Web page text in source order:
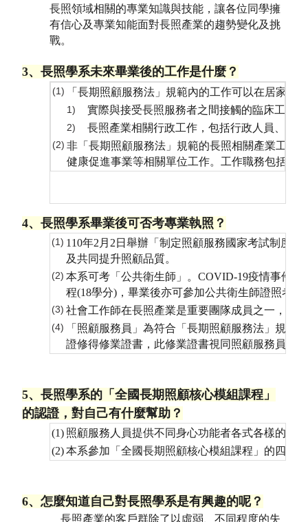
長照領域相關的專業知識與技能，讓各位同學擁
有信心及專業知能面對長照產業的趨勢變化及挑
戰。
3、長照學系未來畢業後的工作是什麼？
(1) 「長期照顧服務法」規範內的工作可以在居家
1) 實際與接受長照服務者之間接觸的臨床工作
2) 長照產業相關行政工作，包括行政人員、居
(2) 非「長期照顧服務法」規範的長照相關產業工作
健康促進事業等相關單位工作。工作職務包括健
4、長照學系畢業後可否考專業執照？
(1) 110年2月2日舉辦「制定照顧服務國家考試制度
及共同提升照顧品質。
(2) 本系可考「公共衛生師」。COVID-19疫情事件
程(18學分)，畢業後亦可參加公共衛生師證照考試
(3) 社會工作師在長照產業是重要團隊成員之一，金
(4)
「照顧服務員」為符合「長期照顧服務法」規
證修得修業證書，此修業證書視同照顧服務員。
5、長照學系的「全國長期照顧核心模組課程」
的認證，對自己有什麼幫助？
(1) 照顧服務人員提供不同身心功能者各式各樣的長
(2)本系參加「全國長期照顧核心模組課程」的四大
6、怎麼知道自己對長照學系是有興趣的呢？
長照產業的客戶群除了以虛弱、不同程度的失